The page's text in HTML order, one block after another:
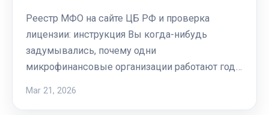
Реестр МФО на сайте ЦБ РФ и проверка
лицензии: инструкция Вы когда-нибудь
задумывались, почему одни
микрофинансовые организации работают год…
Mar 21, 2026